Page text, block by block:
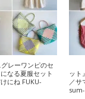
グレーワンピのセ
なる夏服セット
にね FUKU-
ット
／サ